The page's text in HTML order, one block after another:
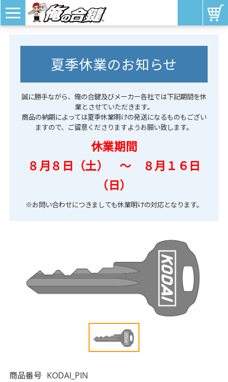
夏季休業のお知らせ
誠に勝手ながら、俺の合鍵及びメーカー各社では下記期間を休
業とさせていただきます。
商品の納期によっては夏季休業明けの発送になるものもござい
ますので、ご留意くださりますようお願い致します。
休業期間
８月８日（土） ～ ８月１６日
（日）
※お問い合わせにつきましても休業明けの対応となります。
商品番号 KODAI_PIN